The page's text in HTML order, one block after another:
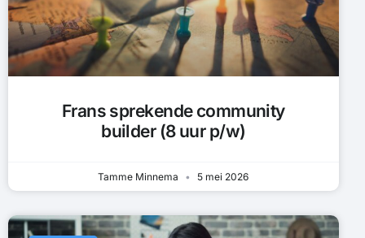
Frans sprekende community
builder (8 uur p/w)
Tamme Minnema 5 mei 2026